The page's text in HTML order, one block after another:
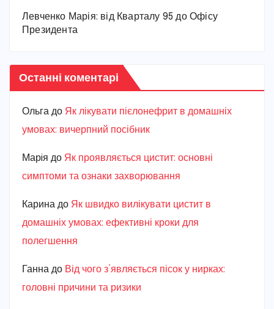
Левченко Марія: від Кварталу 95 до Офісу
Президента
Останні коментарі
Ольга до Як лікувати пієлонефрит в домашніх
умовах: вичерпний посібник
Марiя до Як проявляється цистит: основні
симптоми та ознаки захворювання
Карина до Як швидко вилікувати цистит в
домашніх умовах: ефективні кроки для
полегшення
Ганна до Від чого з’являється пісок у нирках:
головні причини та ризики